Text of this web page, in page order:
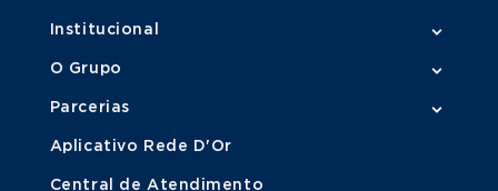
Institucional
O Grupo
Parcerias
Aplicativo Rede D'Or
Central de Atendimento